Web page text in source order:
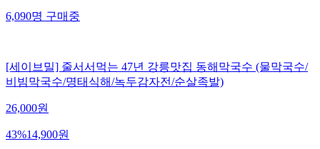
6,090명 구매중
[세이브밀] 줄서서먹는 47년 강릉맛집 동해막국수 (물막국수/
비빔막국수/명태식해/녹두감자전/순살족발)
26,000원
43%14,900원